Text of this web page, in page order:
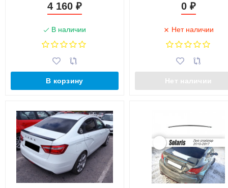
4 160 ₽
В наличии
В корзину
0 ₽
Нет наличии
Нет наличии